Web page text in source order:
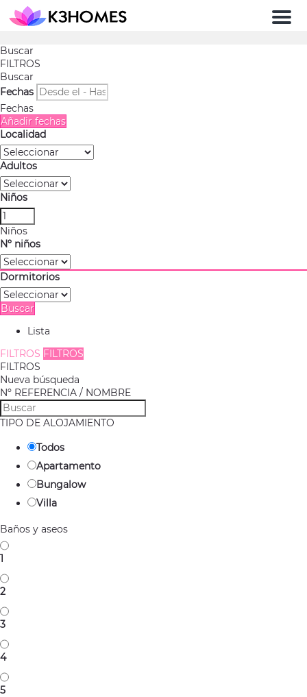
Menu
Buscar
FILTROS
Buscar
Fechas
Fechas
Añadir fechas
Localidad
Adultos
Niños
Niños
Nº niños
Dormitorios
Buscar
Lista
FILTROS FILTROS
FILTROS
Nueva búsqueda
Nº REFERENCIA / NOMBRE
TIPO DE ALOJAMIENTO
Todos
Apartamento
Bungalow
Villa
Baños y aseos
1
2
3
4
5